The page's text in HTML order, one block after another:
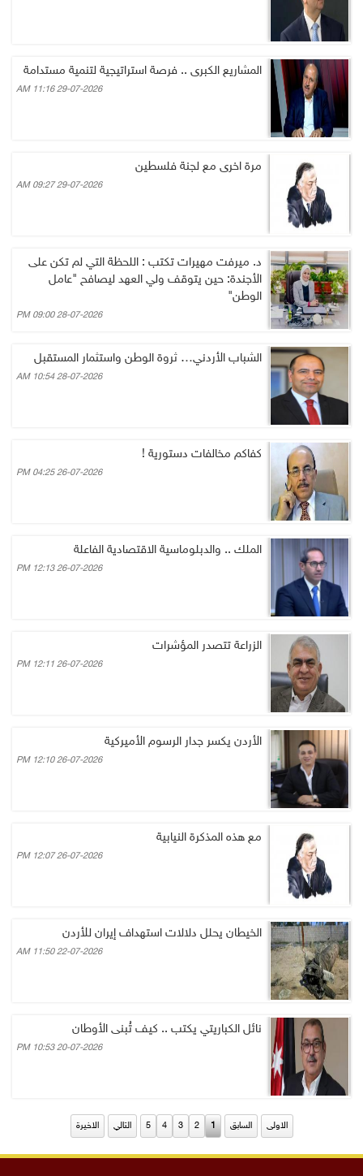
المشاريع الكبرى .. فرصة استراتيجية لتنمية مستدامة
29-07-2026 11:16 AM
مرة اخرى مع لجنة فلسطين
29-07-2026 09:27 AM
د. ميرفت مهيرات تكتب : اللحظة التي لم تكن على
الأجندة: حين يتوقف ولي العهد ليصافح "عامل
الوطن"
28-07-2026 09:00 PM
الشباب الأردني… ثروة الوطن واستثمار المستقبل
28-07-2026 10:54 AM
كفاكم مخالفات دستورية !
26-07-2026 04:25 PM
الملك .. والدبلوماسية الاقتصادية الفاعلة
26-07-2026 12:13 PM
الزراعة تتصدر المؤشرات
26-07-2026 12:11 PM
الأردن يكسر جدار الرسوم الأميركية
26-07-2026 12:10 PM
مع هذه المذكرة النيابية
26-07-2026 12:07 PM
الخيطان يحلل دلالات استهداف إيران للأردن
22-07-2026 11:50 AM
نائل الكباريتي يكتب .. كيف تُبنى الأوطان
20-07-2026 10:53 PM
الاولى السابق 1
2
3
4
5 التالي الاخيرة